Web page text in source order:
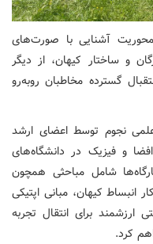
محوریت آشنایی با صورت‌های
و ساختار کیهان، از دیگر
گسترده مخاطبان روبه‌رو
نجوم توسط اعضای ارشد
و فیزیک در دانشگاه‌های
شامل مباحثی همچون
انبساط کیهان، مبانی اپتیکی
ارزشمند برای انتقال تجربه
کرد.